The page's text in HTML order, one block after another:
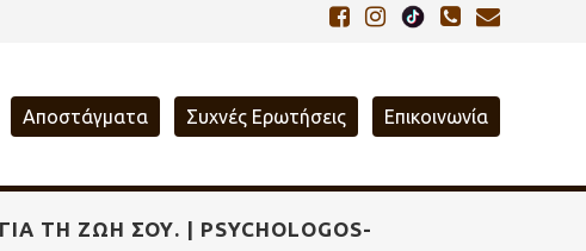
Αποστάγματα Συχνές Ερωτήσεις Επικοινωνία
ΤΗ ΖΩΉ ΣΟΥ. | PSYCHOLOGOS-